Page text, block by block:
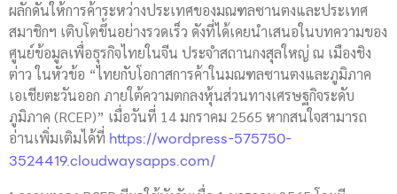
ผลักดันให้การค้าระหว่างประเทศของมณฑลซานตงและประเทศ
สมาชิกฯ เติบโตขึ้นอย่างรวดเร็ว ดังที่ได้เคยนำเสนอในบทความของ
ศูนย์ข้อมูลเพื่อธุรกิจไทยในจีน ประจำสถานกงสุลใหญ่ ณ เมืองชิง
ต่าว ในหัวข้อ “ไทยกับโอกาสการค้าในมณฑลซานตงและภูมิภาค
เอเชียตะวันออก ภายใต้ความตกลงหุ้นส่วนทางเศรษฐกิจระดับ
ภูมิภาค (RCEP)” เมื่อวันที่ 14 มกราคม 2565 หากสนใจสามารถ
อ่านเพิ่มเติมได้ที่ https://wordpress-575750-
3524419.cloudwaysapps.com/